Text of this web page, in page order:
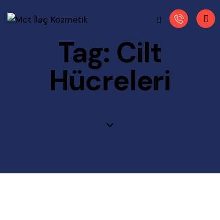
Tag: Cilt
Hücreleri